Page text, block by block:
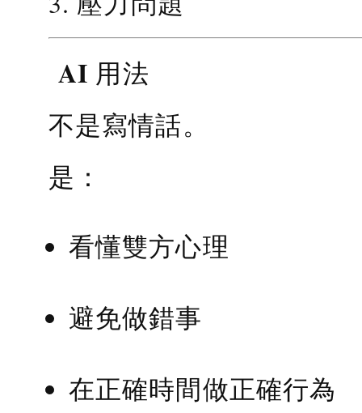
AI 用法
不是寫情話。
是：
看懂雙方心理
避免做錯事
在正確時間做正確行為